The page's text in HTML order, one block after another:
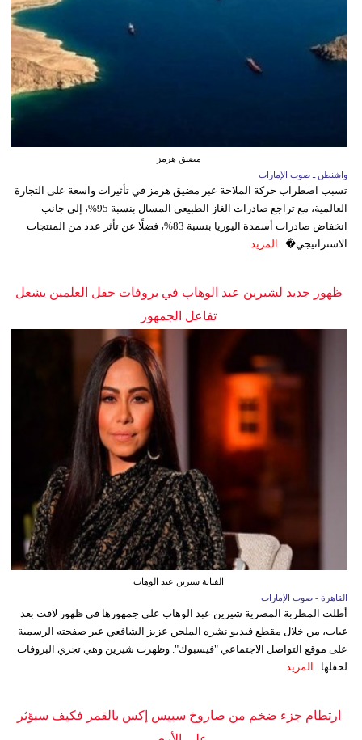
مضيق هرمز
واشنطن ـ صوت الإمارات
تسبب اضطراب حركة الملاحة عبر مضيق هرمز في تأثيرات واسعة على التجارة
العالمية، مع تراجع صادرات الغاز الطبيعي المسال بنسبة 95%، إلى جانب
انخفاض صادرات أسمدة اليوريا بنسبة 83%، فضلًا عن تأثر عدد من المنتجات
الاستراتيجي�... المزيد
ظهور جديد لشيرين عبد الوهاب في بروفات حفل العلمين يشعل
تفاعل الجمهور
الفنانة شيرين عبد الوهاب
القاهرة - صوت الإمارات
أطلت المطربة المصرية شيرين عبد الوهاب على جمهورها في ظهور لافت بعد
غياب، من خلال مقطع فيديو نشره الملحن عزيز الشافعي عبر صفحته الرسمية
على موقع التواصل الاجتماعي "فيسبوك". وظهرت شيرين وهي تجري البروفات
لحفلها... المزيد
ارتطام جزء ضخم من صاروخ سبيس إكس بالقمر فكيف سيؤثر